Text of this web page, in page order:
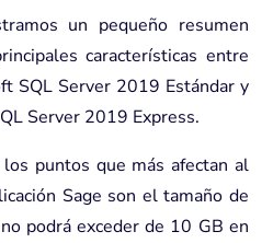
un pequeño resumen
características entre
SQL Server 2019 Estándar y
Server 2019 Express.
puntos que más afectan al
Sage son el tamaño de
podrá exceder de 10 GB en